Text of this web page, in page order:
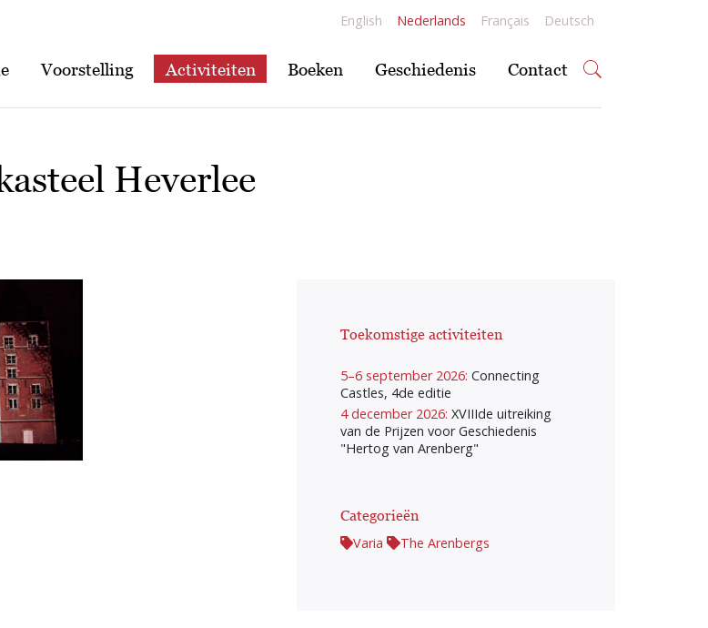
English Nederlands Français Deutsch
Voorstelling Activiteiten Boeken Geschiedenis Contact
Heverlee
Toekomstige activiteiten
5–6 september 2026: Connecting
Castles, 4de editie
4 december 2026: XVIIIde uitreiking
van de Prijzen voor Geschiedenis
"Hertog van Arenberg"
Categorieën
Varia The Arenbergs